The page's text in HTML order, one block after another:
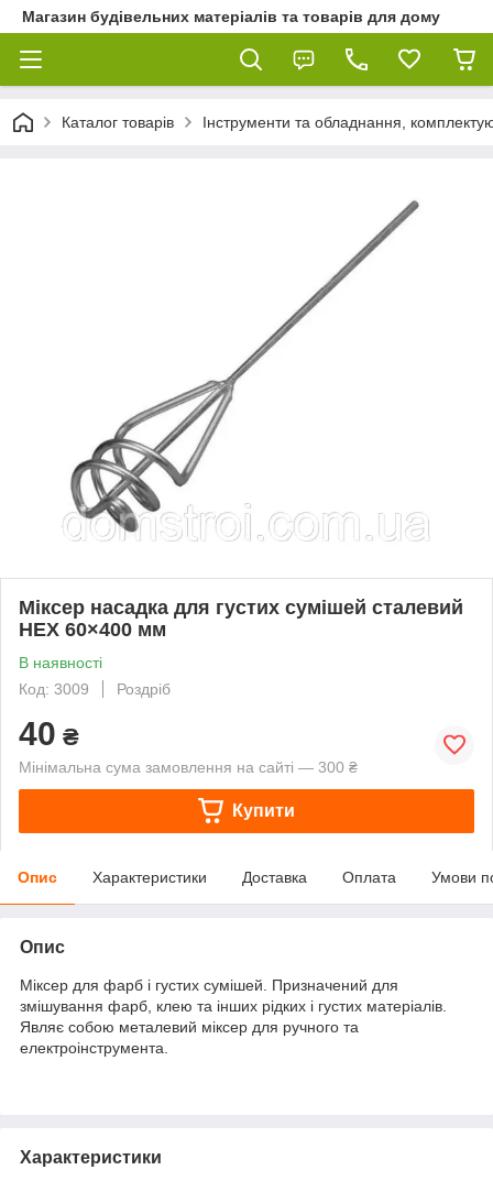
Магазин будівельних матеріалів та товарів для дому
Каталог товарів Інструменти та обладнання,
Міксер насадка для густих сумішей сталевий
HEX 60×400 мм
В наявності
Код: 3009
Роздріб
40 ₴
Мінімальна сума замовлення на сайті — 300 ₴
Купити
Опис Характеристики Доставка Оплата Умови
Опис
Міксер для фарб і густих сумішей. Призначений для
змішування фарб, клею та інших рідких і густих матеріалів.
Являє собою металевий міксер для ручного та
електроінструмента.
Характеристики